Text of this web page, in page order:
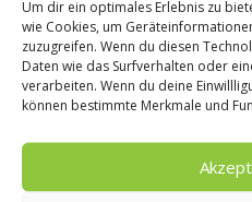
Um dir ein optimales Erlebnis zu
wie Cookies, um
zuzugreifen. Wenn du diesen
Daten wie das Surfverhalten oder
verarbeiten. Wenn du deine
können bestimmte Merkmale und
& Bio
vitaminreich
2014